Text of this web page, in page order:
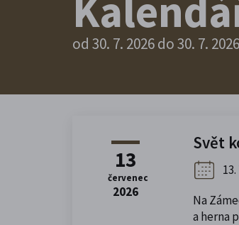
od 30. 7. 2026 do 30. 7. 2026
13
červenec
2026
Svět
Na
a herna